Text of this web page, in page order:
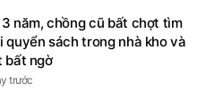
3 năm, chồng cũ bất chợt tìm
quyển sách trong nhà kho và
bất ngờ
trước